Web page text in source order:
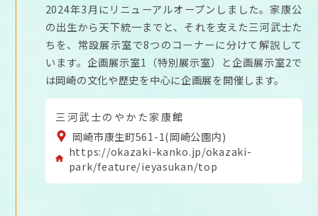
2024年3月にリニューアルオープンしました。家康公
の出生から天下統一までと、それを支えた三河武士た
ちを、常設展示室で8つのコーナーに分けて解説して
います。企画展示室1（特別展示室）と企画展示室2で
は岡崎の文化や歴史を中心に企画展を開催します。
三河武士のやかた家康館
岡崎市康生町561-1(岡崎公園内)
https://okazaki-kanko.jp/okazaki-
park/feature/ieyasukan/top